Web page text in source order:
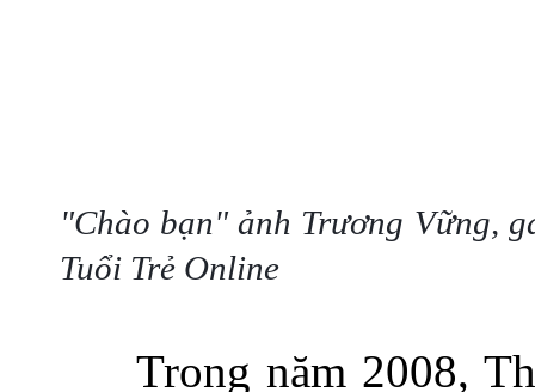
"Chào bạn" ảnh Trương Vững,
Tuổi Trẻ Online
Trong năm 2008,